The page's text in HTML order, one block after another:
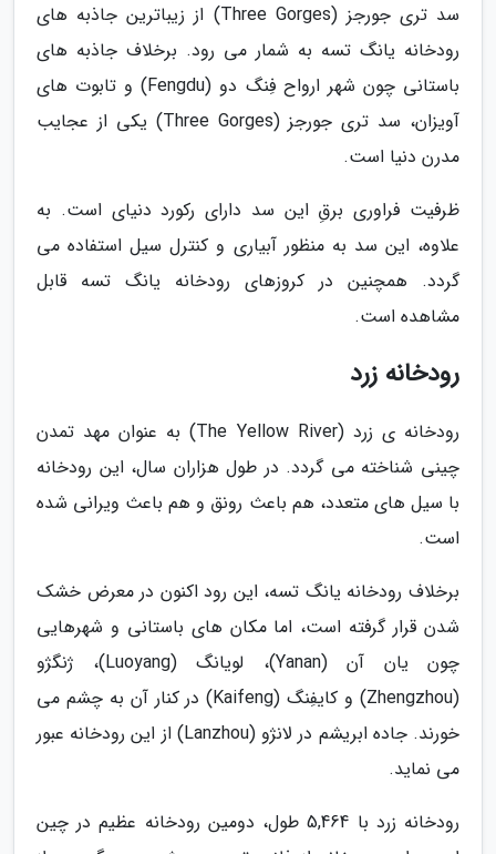
سد تری جورجز (Three Gorges) از زیباترین جاذبه های
رودخانه یانگ تسه به شمار می رود. برخلاف جاذبه های
باستانی چون شهر ارواح فِنگ دو (Fengdu) و تابوت های
آویزان، سد تری جورجز (Three Gorges) یکی از عجایب
مدرن دنیا است.
ظرفیت فراوری برقِ این سد دارای رکورد دنیای است. به
علاوه، این سد به منظور آبیاری و کنترل سیل استفاده می
گردد. همچنین در کروزهای رودخانه یانگ تسه قابل
مشاهده است.
رودخانه زرد
رودخانه ی زرد (The Yellow River) به عنوان مهد تمدن
چینی شناخته می گردد. در طول هزاران سال، این رودخانه
با سیل های متعدد، هم باعث رونق و هم باعث ویرانی شده
است.
برخلاف رودخانه یانگ تسه، این رود اکنون در معرض خشک
شدن قرار گرفته است، اما مکان های باستانی و شهرهایی
چون یان آن (Yanan)، لویانگ (Luoyang)، ژنگژو
(Zhengzhou) و کایفِنگ (Kaifeng) در کنار آن به چشم می
خورند. جاده ابریشم در لانژو (Lanzhou) از این رودخانه عبور
می نماید.
رودخانه زرد با 5,464 طول، دومین رودخانه عظیم در چین